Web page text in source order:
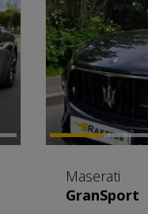
Maserati
GranSport